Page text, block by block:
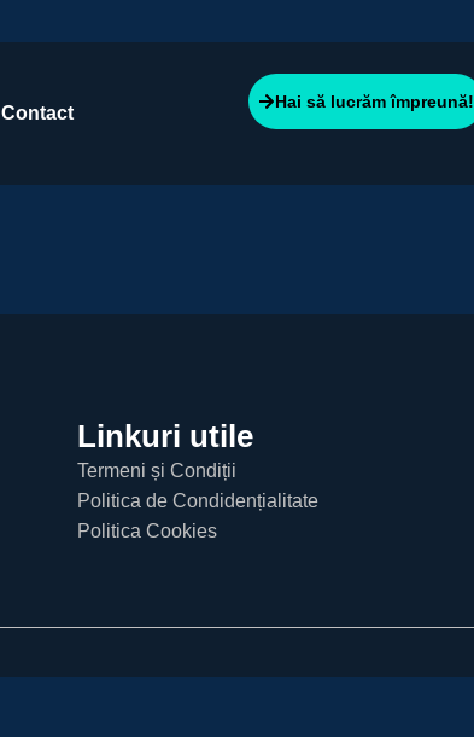
Contact
Hai să lucrăm împreună!
Linkuri utile
Termeni și Condiții
Politica de Condidențialitate
Politica Cookies